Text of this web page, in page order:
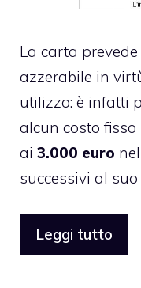
La carta
azzerabile in
utilizzo: è infatti
alcun costo
ai 3.000 euro
successivi al
Leggi tutto